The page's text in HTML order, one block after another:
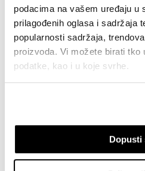
podacima na vašem uređaju u
prilagođenih oglasa i sadržaja
popularnosti sadržaja,
proizvoda. Vi možete birati tko
podatke, kao i u koje svrhe.
Prikupljati podatke o
koji mogu biti precizni do
Prepoznati vaš uređaj
skenirati njegove
Dopusti
Stil
Kako nam
poboljšati san
15.08.2023
Pateka,
Novi trendovi